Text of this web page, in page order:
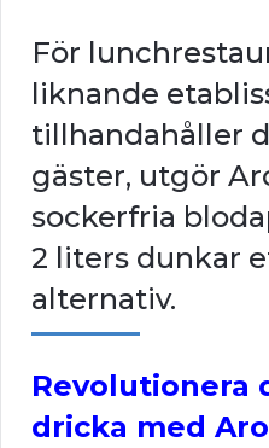
För
liknande
tillhandahåller
gäster, utgör
sockerfria
2 liters dunkar
alternativ.
Revolutionera
dricka med